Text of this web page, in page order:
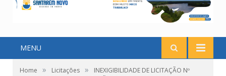
MENU
Home » Licitações »
INEXIGIBILIDADE DE LICITAÇÃO Nº